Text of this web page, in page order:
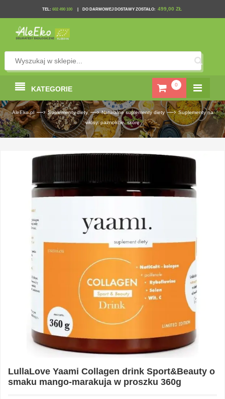
TEL: 602 490 100 DO DARMOWEJ DOSTAWY ZOSTAŁO: 499,00 ZŁ
0
KATEGORIE
AleEko.pl —› Suplementy diety —› Naturalne suplementy diety —› Suplementy na
włosy, paznokcie, skórę
LullaLove Yaami Collagen drink Sport&Beauty o
smaku mango-marakuja w proszku 360g